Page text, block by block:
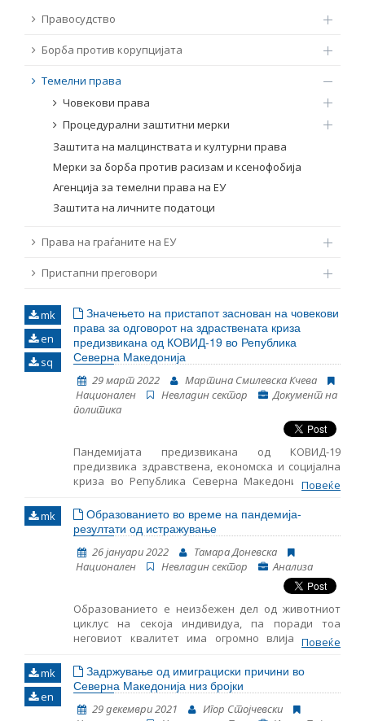
ТЕМЕЛНИ ПРАВА
ПРАВА НА ГРАЃАНИТЕ НА ЕУ
Под-извор
Од Мрежа 23
Јазик
Име, опис или клучен збор
Правосудство
Борба против корупцијата
Темелни права
Човекови права
Процедурални заштитни мерки
Заштита на малцинствата и културни права
Мерки за борба против расизам и ксенофобија
Агенција за темелни права на ЕУ
Заштита на личните податоци
Права на граѓаните на ЕУ
Пристапни преговори
mk
en
sq
Значењето на пристапот заснован на човекови
права за одговорот на здраствената криза
предизвикана од КОВИД-19 во Република
Северна Македонија
29 март 2022
Мартина Смилевска Кчева
Национален
Невладин сектор
Документ на
политика
Пандемијата предизвикана од КОВИД-19
предизвика здравствена, економска и социјална
криза во Република Северна Македонија. Како
одговор на истата, владата презеде низа
рестриктивни мерки за спречување на
изложеноста на луѓето на вирусот и забавување
на неговото ширење, како и сет мерки за
ублажување на негативните ефекти од
наметнатите рестрикции. Донесените мерки во
значителна мера влијаеа на ограничувањето на
правата на граѓаните, вклучувајќи воведување
полициски час, одржување социјална дистанца,
ограничено движење и собирање, затворени
граници и стопирање на воздушниот сообраќај,
верски настани и спортски натпревари,
одложување на процедурални рокови во судски
постапки, затворање на несуштински бизниси и
сл. Додека таквите ограничувања на слободите и
Повеќе
mk
Образованието во време на пандемија-
резултати од истражување
26 јануари 2022
Тамара Доневска
Национален
Невладин сектор Анализа
Образованието е неизбежен дел од животниот
циклус на секоја индивидуа, па поради тоа
неговиот квалитет има огромно влијание врз
нејзиниот континуиран развој. Правото на
образование како човеково право за прв пат го
сретнуваме во Универзалната декларација за
човекови права од 1948 година.1 Во нашето
законодавство, правото на образование е
Повеќе
mk
en
Задржување од имиграциски причини во
Северна Македонија низ бројки
29 декември 2021
Игор Стојчевски